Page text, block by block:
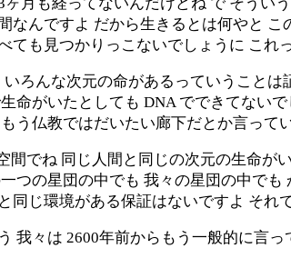
なんですよ だから生きるとは何やと
ても見つかりっこないでしょうに こ
いろんな次元の命があるっていうこと
命がいたとしても DNA でできてない
う仏教ではだいたい廊下だとか言って
間でね 同じ人間と同じの次元の生命
つの星団の中でも 我々の星団の中で
同じ環境がある保証はないですよ それ
我々は 2600年前からもう一般的に言